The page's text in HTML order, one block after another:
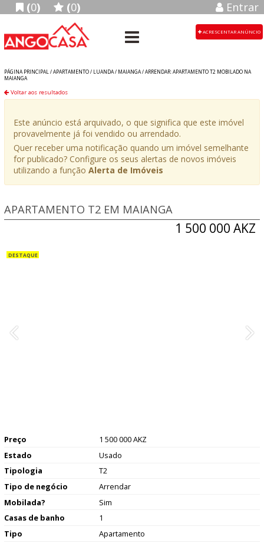
(0) (0) Entrar
ACRESCENTAR ANÚNCIO
PÁGINA PRINCIPAL /APARTAMENTO/ LUANDA/ MAIANGA/ARRENDAR: APARTAMENTO T2 MOBILADO NA
MAIANGA
Voltar aos resultados
Este anúncio está arquivado, o que significa que este imóvel
provavelmente já foi vendido ou arrendado.
Quer receber uma notificação quando um imóvel semelhante
for publicado? Configure os seus alertas de novos imóveis
utilizando a função Alerta de Imóveis
1 500 000 AKZ
APARTAMENTO T2 EM MAIANGA
Preço
1 500 000 AKZ
Estado
Usado
Tipologia
T2
Tipo de negócio
Arrendar
Mobilada?
Sim
Casas de banho
1
Tipo
Apartamento